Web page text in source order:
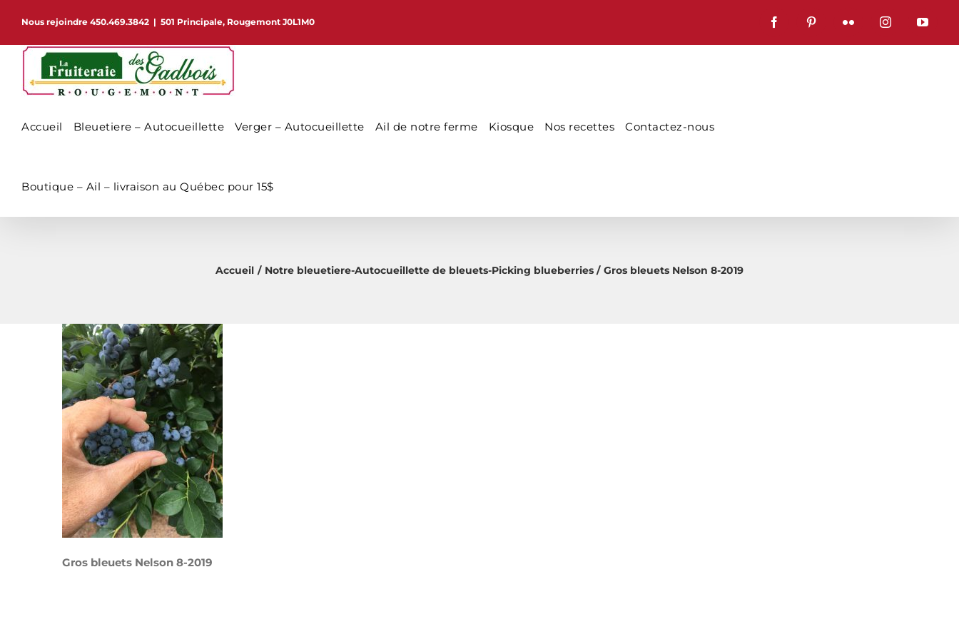
contenu
Nous rejoindre 450.469.3842 | 501 Principale, Rougemont J0L1M0 FacebookPinterestFlickr Instagram
Accueil Bleuetiere – Autocueillette Verger – Autocueillette Ail de notre ferme Kiosque Nos recettes Contactez-nous
Boutique – Ail – livraison au Québec pour 15$
Accueil Notre bleuetiere-Autocueillette de bleuets-Picking blueberries Gros bleuets Nelson 8-2019
Gros bleuets Nelson 8-2019